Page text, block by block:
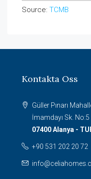
Source: TCMB
Kontakta Oss
Güller Pınarı
İmamdayı Sk. No:5
07400 Alanya -
+90 531 202 20 72